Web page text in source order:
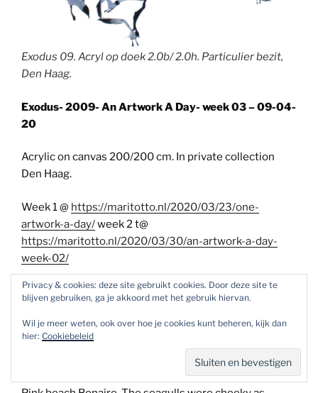
Exodus 09. Acryl op doek 2.0b/ 2.0h. Particulier bezit,
Den Haag.
Exodus- 2009- An Artwork A Day- week 03 – 09-04-
20
Acrylic on canvas 200/200 cm. In private collection
Den Haag.
Week 1 @ https://maritotto.nl/2020/03/23/one-
artwork-a-day/week 2 t@
https://maritotto.nl/2020/03/30/an-artwork-a-day-
week-02/
After yesterdays Apocalypse I found it time for an
immediate causefor making this artwork was a photo
series I made earlier of seagulls in all different
positions. More or less accidentally struck by the
beauty of the flying seagull. I stil know where it was;
Privacy & cookies: deze site gebruikt cookies. Door deze site te
blijven gebruiken, ga je akkoord met het gebruik hiervan.
Wil je meer weten, ook over hoe je cookies kunt beheren, kijk dan
hier: Cookiebeleid